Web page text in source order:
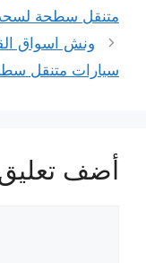
متنقل سطحة
سيارات متنقل
أضف